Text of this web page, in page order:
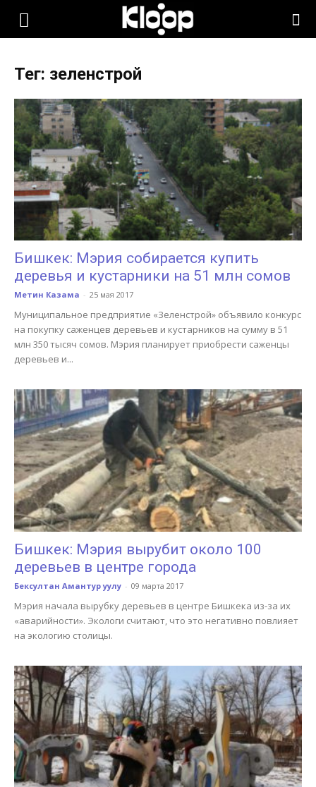
KLOOP.KG
Новости
Кыргызстана
Тег: зеленстрой
Бишкек: Мэрия собирается купить
деревья и кустарники на 51 млн сомов
Метин Казама - 25 мая 2017
Муниципальное предприятие «Зеленстрой» объявило конкурс
на покупку саженцев деревьев и кустарников на сумму в 51
млн 350 тысяч сомов. Мэрия планирует приобрести саженцы
деревьев и...
Бишкек: Мэрия вырубит около 100
деревьев в центре города
Бексултан Амантур уулу - 09 марта 2017
Мэрия начала вырубку деревьев в центре Бишкека из-за их
«аварийности». Экологи считают, что это негативно повлияет
на экологию столицы.